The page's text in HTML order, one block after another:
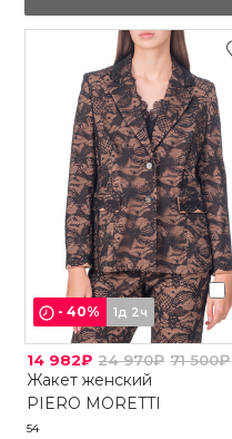
-40% 1д 2ч
14 982₽ 24 970₽ 71 500₽
Жакет женский
PIERO MORETTI
54